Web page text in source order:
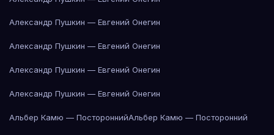
Александр Пушкин — Евгений Онегин
Александр Пушкин — Евгений Онегин
Александр Пушкин — Евгений Онегин
Александр Пушкин — Евгений Онегин
Альбер Камю — ПостороннийАльбер Камю — Посторонний